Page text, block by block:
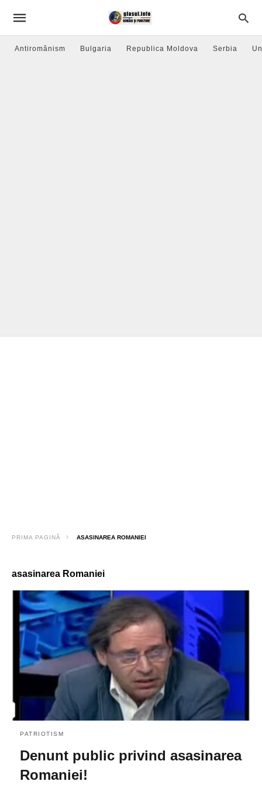
Antiromânism Bulgaria Republica Moldova Serbia
PRIMA PAGINĂ ASASINAREA ROMANIEI
asasinarea Romaniei
PATRIOTISM
Denunt public privind asasinarea
Romaniei!